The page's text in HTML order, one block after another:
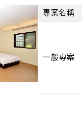
專案名稱
一般專案